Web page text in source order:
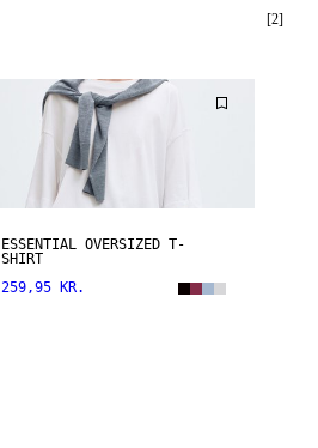
[2]
ESSENTIAL OVERSIZED T-
SHIRT
259,95 KR.